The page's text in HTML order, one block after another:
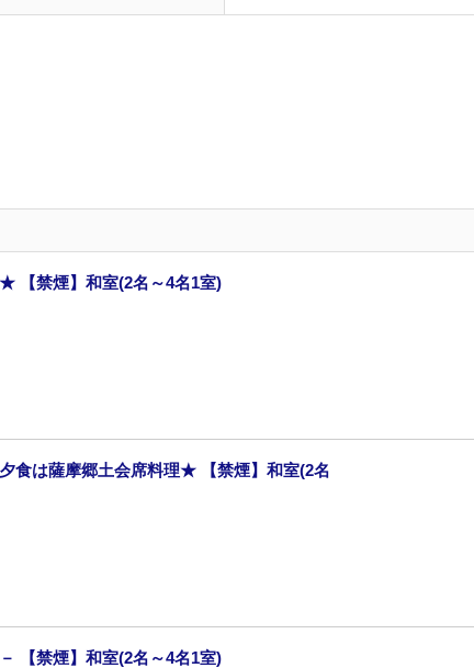
【禁煙】和室(2名～4名1室)
食は薩摩郷土会席料理★ 【禁煙】和室(2名
【禁煙】和室(2名～4名1室)